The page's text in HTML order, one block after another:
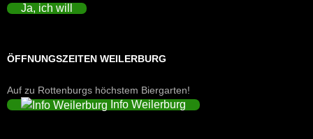
Ja, ich will
ÖFFNUNGSZEITEN WEILERBURG
Auf zu Rottenburgs höchstem Biergarten!
Info Weilerburg